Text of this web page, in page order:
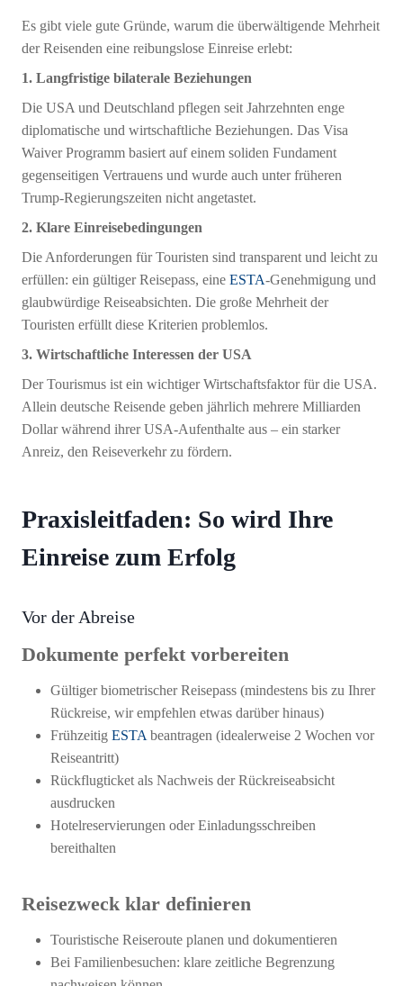
Es gibt viele gute Gründe, warum die überwältigende Mehrheit
der Reisenden eine reibungslose Einreise erlebt:
1. Langfristige bilaterale Beziehungen
Die USA und Deutschland pflegen seit Jahrzehnten enge
diplomatische und wirtschaftliche Beziehungen. Das Visa
Waiver Programm basiert auf einem soliden Fundament
gegenseitigen Vertrauens und wurde auch unter früheren
Trump-Regierungszeiten nicht angetastet.
2. Klare Einreisebedingungen
Die Anforderungen für Touristen sind transparent und leicht zu
erfüllen: ein gültiger Reisepass, eine ESTA-Genehmigung und
glaubwürdige Reiseabsichten. Die große Mehrheit der
Touristen erfüllt diese Kriterien problemlos.
3. Wirtschaftliche Interessen der USA
Der Tourismus ist ein wichtiger Wirtschaftsfaktor für die USA.
Allein deutsche Reisende geben jährlich mehrere Milliarden
Dollar während ihrer USA-Aufenthalte aus – ein starker
Anreiz, den Reiseverkehr zu fördern.
Praxisleitfaden: So wird Ihre
Einreise zum Erfolg
Vor der Abreise
Dokumente perfekt vorbereiten
Gültiger biometrischer Reisepass (mindestens bis zu Ihrer
Rückreise, wir empfehlen etwas darüber hinaus)
Frühzeitig ESTA beantragen (idealerweise 2 Wochen vor
Reiseantritt)
Rückflugticket als Nachweis der Rückreiseabsicht
ausdrucken
Hotelreservierungen oder Einladungsschreiben
bereithalten
Reisezweck klar definieren
Touristische Reiseroute planen und dokumentieren
Bei Familienbesuchen: klare zeitliche Begrenzung